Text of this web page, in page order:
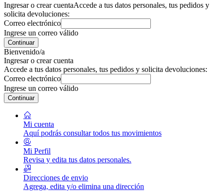
Ingresar o crear cuentaAccede a tus datos personales, tus pedidos y
solicita devoluciones:
Correo electrónico
Ingrese un correo válido
Continuar
Bienvenido/a
Ingresar o crear cuenta
Accede a tus datos personales, tus pedidos y solicita devoluciones:
Correo electrónico
Ingrese un correo válido
Continuar
Mi cuenta
Aquí podrás consultar todos tus movimientos
Mi Perfil
Revisa y edita tus datos personales.
Direcciones de envio
Agrega, edita y/o elimina una dirección